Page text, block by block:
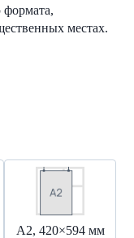
местах.
А2, 420×594 мм